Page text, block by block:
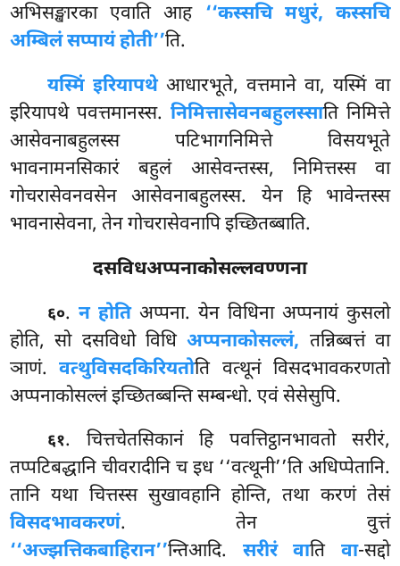
अभिसङ्खारका एवाति आह ‘‘कस्सचि मधुरं, कस्सचि
अम्बिलं सप्पायं होती’’ति.
यस्मिं इरियापथेआधारभूते, वत्तमाने वा, यस्मिं वा
इरियापथे पवत्तमानस्स. निमित्तासेवनबहुलस्साति निमित्ते
आसेवनाबहुलस्स पटिभागनिमित्ते विसयभूते
भावनामनसिकारंबहुलं आसेवन्तस्स, निमित्तस्स वा
गोचरासेवनवसेन आसेवनाबहुलस्स. येन हि भावेन्तस्स
भावनासेवना, तेन गोचरासेवनापि इच्छितब्बाति.
दसविधअप्पनाकोसल्लवण्णना
६०. न होतिअप्पना. येन विधिना अप्पनायं कुसलो
होति, सो दसविधो विधिअप्पनाकोसल्लं, तन्निब्बत्तं वा
ञाणं.वत्थुविसदकिरियतोति वत्थूनं विसदभावकरणतो
अप्पनाकोसल्लं इच्छितब्बन्ति सम्बन्धो. एवं सेसेसुपि.
६१. चित्तचेतसिकानं हि पवत्तिट्ठानभावतो सरीरं,
तप्पटिबद्धानि चीवरादीनि च इध ‘‘वत्थूनी’’ति अधिप्पेतानि.
तानि यथा चित्तस्स सुखावहानि होन्ति, तथा करणं तेसं
विसदभावकरणं. तेन वुत्तं
‘‘अज्झत्तिकबाहिरान’’न्तिआदि. सरीरं वाति वा-सद्दो